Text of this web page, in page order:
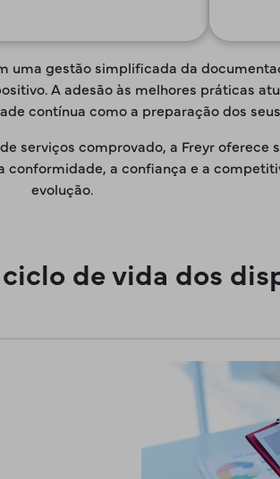
gestão simplificada da
A adesão às melhores práticas
contínua como a preparação dos
serviços comprovado, a Freyr oferece
a confiança e a
evolução.
de vida dos